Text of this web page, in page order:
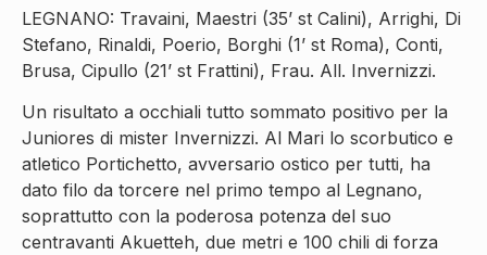
LEGNANO: Travaini, Maestri (35’ st Calini), Arrighi, Di
Stefano, Rinaldi, Poerio, Borghi (1’ st Roma), Conti,
Brusa, Cipullo (21’ st Frattini), Frau. All. Invernizzi.
Un risultato a occhiali tutto sommato positivo per la
Juniores di mister Invernizzi. Al Mari lo scorbutico e
atletico Portichetto, avversario ostico per tutti, ha
dato filo da torcere nel primo tempo al Legnano,
soprattutto con la poderosa potenza del suo
centravanti Akuetteh, due metri e 100 chili di forza